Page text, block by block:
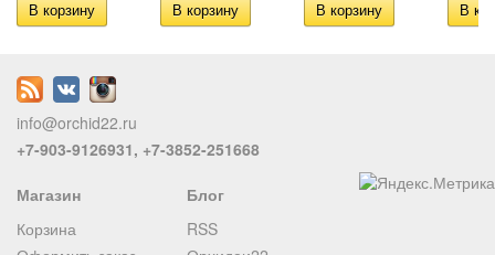
info@orchid22.ru
+7-903-9126931, +7-3852-251668
Магазин
Корзина
Блог
RSS